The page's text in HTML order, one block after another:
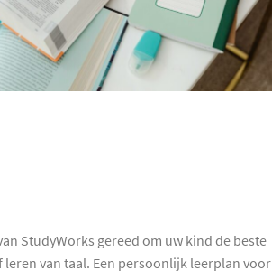
StudyWorks gereed om uw kind de beste
van taal. Een persoonlijk leerplan voor